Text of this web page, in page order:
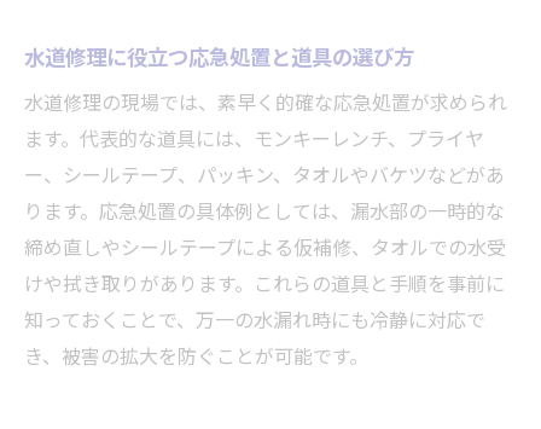
水道修理に役立つ応急処置と道具の選び方
水道修理の現場では、素早く的確な応急処置が求められ
ます。代表的な道具には、モンキーレンチ、プライヤ
ー、シールテープ、パッキン、タオルやバケツなどがあ
ります。応急処置の具体例としては、漏水部の一時的な
締め直しやシールテープによる仮補修、タオルでの水受
けや拭き取りがあります。これらの道具と手順を事前に
知っておくことで、万一の水漏れ時にも冷静に対応で
き、被害の拡大を防ぐことが可能です。